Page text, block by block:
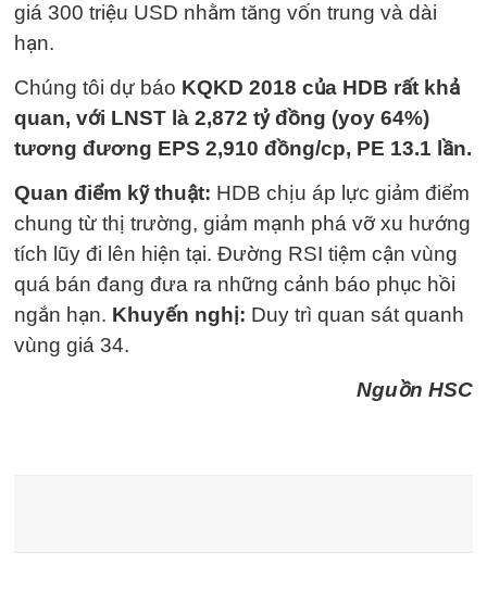
giá 300 triệu USD nhằm tăng vốn trung và dài
hạn.
Chúng tôi dự báo KQKD 2018 của HDB rất khả
quan, với LNST là 2,872 tỷ đồng (yoy 64%)
tương đương EPS 2,910 đồng/cp, PE 13.1 lần.
Quan điểm kỹ thuật: HDB chịu áp lực giảm điểm
chung từ thị trường, giảm mạnh phá vỡ xu hướng
tích lũy đi lên hiện tại. Đường RSI tiệm cận vùng
quá bán đang đưa ra những cảnh báo phục hồi
ngắn hạn. Khuyến nghị: Duy trì quan sát quanh
vùng giá 34.
Nguồn HSC